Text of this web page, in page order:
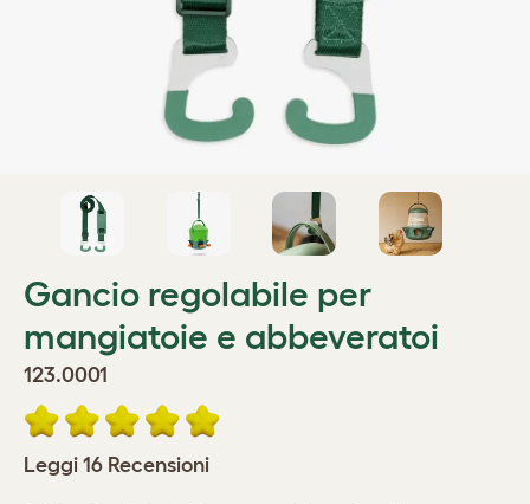
Gancio regolabile per
mangiatoie e abbeveratoi
123.0001
Leggi 16 Recensioni